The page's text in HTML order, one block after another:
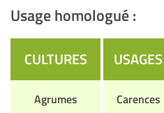
Usage homologué :
CULTURES USAGES
Agrumes Carences